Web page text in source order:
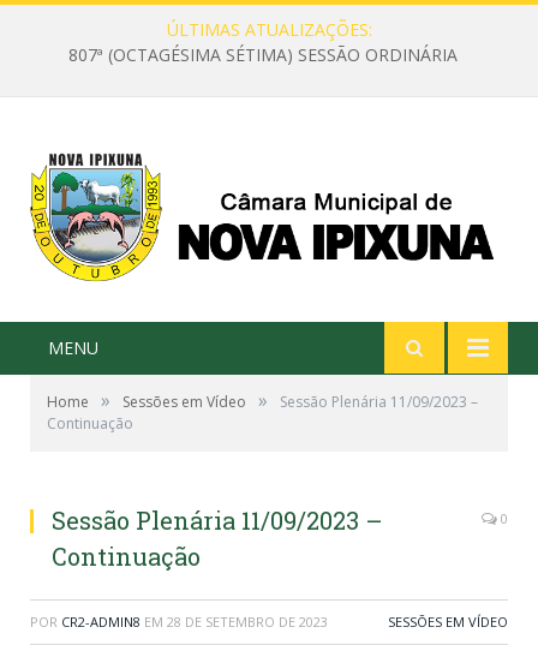
ÚLTIMAS ATUALIZAÇÕES:
807ª (OCTAGÉSIMA SÉTIMA) SESSÃO ORDINÁRIA
MENU
Home » Sessões em Vídeo »
Sessão Plenária 11/09/2023 –
Continuação
Sessão Plenária 11/09/2023 –
Continuação
0
POR CR2-ADMIN8 EM 28 DE SETEMBRO DE 2023 SESSÕES EM VÍDEO